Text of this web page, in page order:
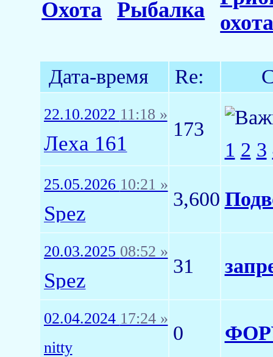
Охота Рыбалка
Дата-время Re:
22.10.2022 11:18 »
Леха 161
173
1 2 3
25.05.2026 10:21 »
Spez
3,600
20.03.2025 08:52 »
Spez
31
02.04.2024 17:24 »
nitty
0